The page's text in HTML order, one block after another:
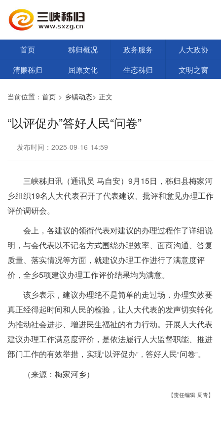
首页 秭归概况 政务服务
人大政协
清廉秭归
屈原文化 生态秭归 文明之窗
当前位置： 首页 > 乡镇动态> 正文
“以评促办”答好人民“问卷”
发布时间：2025-09-16 14:59
三峡秭归讯（通讯员 马自安）9月15日，秭归县梅家河
乡组织19名人大代表召开了代表建议、批评和意见办理工作
评价调研会。
会上，各建议的领衔代表对建议的办理过程作了详细说
明，与会代表以不记名方式围绕办理效率、面商沟通、答复
质量、落实情况等方面，就建议办理工作进行了满意度评
价，全乡5项建议办理工作评价结果均为满意。
该乡表示，建议办理绝不是简单的走过场，办理实效要
真正经得起时间和人民的检验，让人大代表的发声切实转化
为推动社会进步、增进民生福祉的有力行动。开展人大代表
建议办理工作满意度评价，是依法履行人大监督职能、推进
部门工作的有效举措，实现“以评促办”， 答好人民“问卷”。
（来源：梅家河乡）
【责任编辑 周青】